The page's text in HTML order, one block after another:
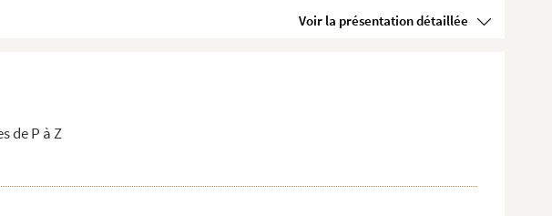
Voir la présentation détaillée
de P à Z